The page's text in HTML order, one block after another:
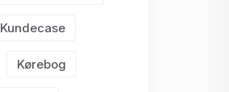
Kundecase
Kørebog